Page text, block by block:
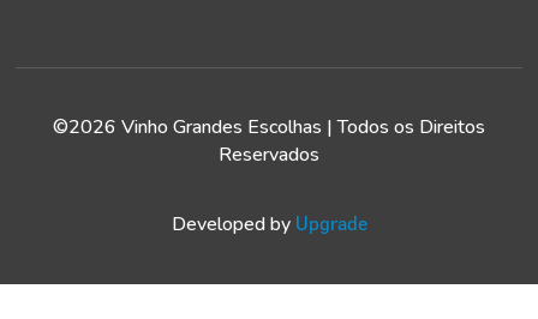
©2026 Vinho Grandes Escolhas | Todos os Direitos
Reservados
Developed by Upgrade